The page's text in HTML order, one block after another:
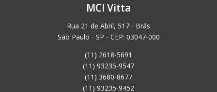
MCI Vitta
Rua 21 de Abril, 517 - Brás
São Paulo - SP - CEP: 03047-000
(11) 2618-5691
(11) 93235-9547
(11) 3680-8677
(11) 93235-9452